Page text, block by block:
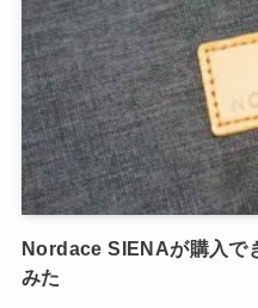
Nordace SIENAが購入で
みた